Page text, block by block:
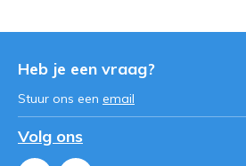
Heb je een vraag?
Stuur ons een email
Volg ons